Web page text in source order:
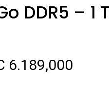
DDR5 – 1
6.189,000